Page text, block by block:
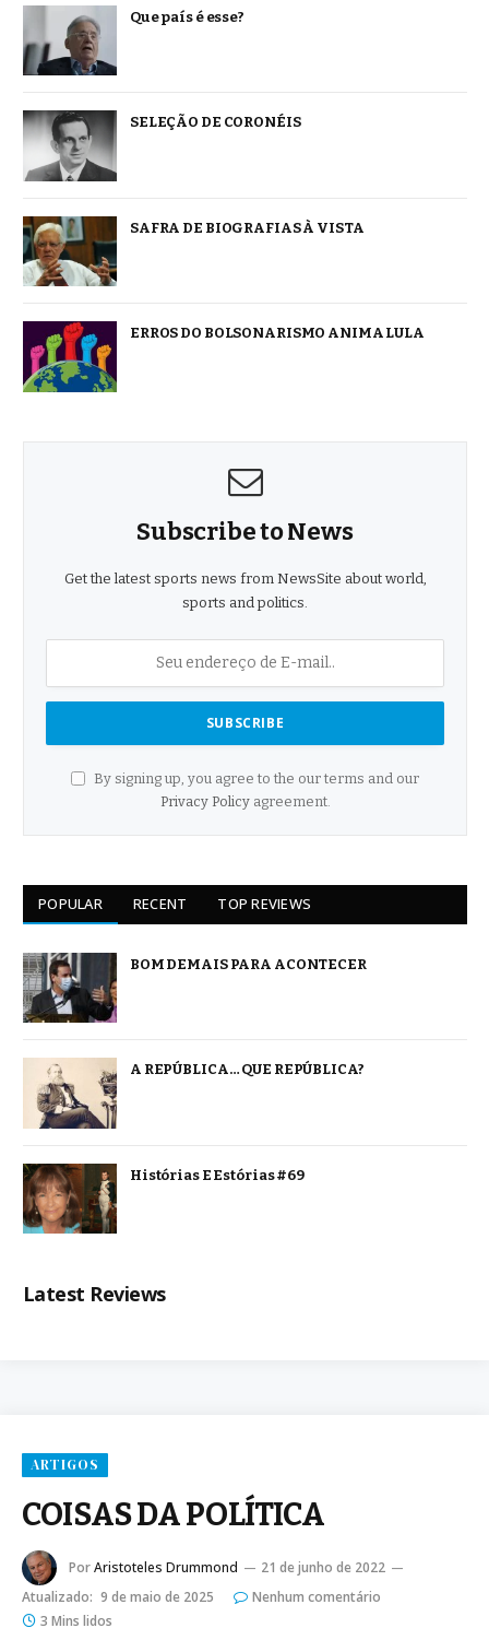
Que país é esse?
SELEÇÃO DE CORONÉIS
SAFRA DE BIOGRAFIAS À VISTA
ERROS DO BOLSONARISMO ANIMA LULA
Subscribe to News
Get the latest sports news from NewsSite about world,
sports and politics.
By signing up, you agree to the our terms and our
Privacy Policyagreement.
POPULAR RECENT TOP REVIEWS
BOM DEMAIS PARA ACONTECER
A REPÚBLICA… QUE REPÚBLICA?
Histórias E Estórias #69
Latest Reviews
ARTIGOS
COISAS DA POLÍTICA
PorAristoteles Drummond
21 de junho de 2022
Atualizado: 9 de maio de 2025
Nenhum comentário
3 Mins lidos